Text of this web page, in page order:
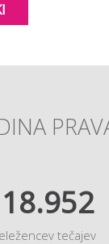
tečajev